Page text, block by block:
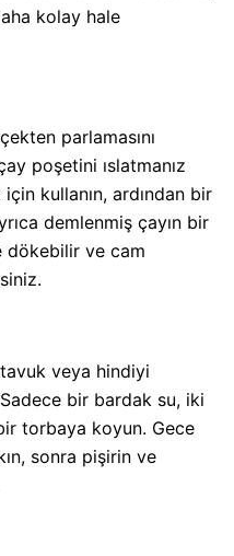
kolay hale
parlamasını
poşetini ıslatmanız
kullanın, ardından bir
demlenmiş çayın bir
dökebilir ve cam
veya hindiyi
bir bardak su, iki
torbaya koyun. Gece
sonra pişirin ve